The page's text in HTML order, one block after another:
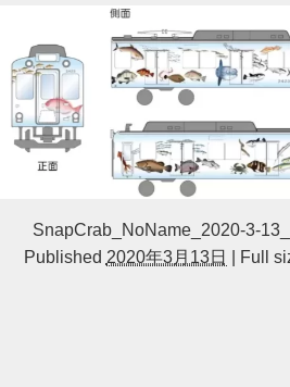
SnapCrab_NoName_2020-3-
Published 2020年3月13日 Full